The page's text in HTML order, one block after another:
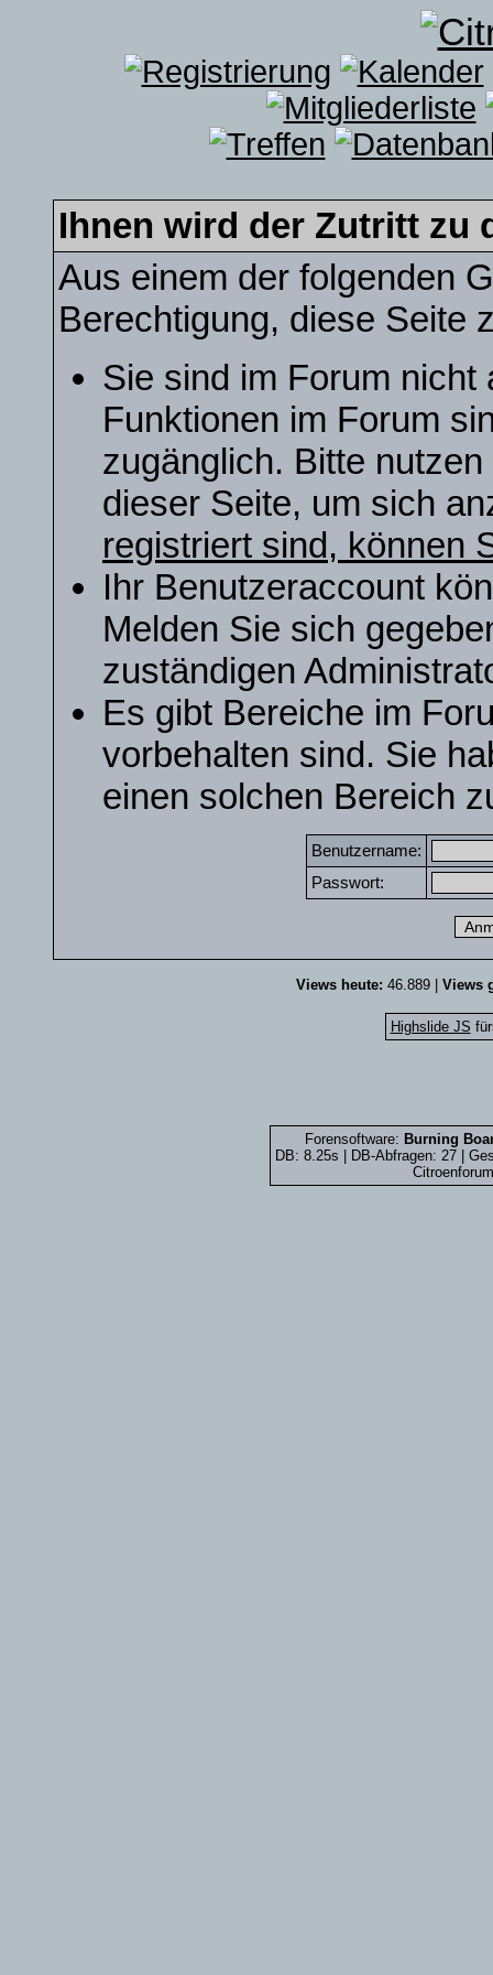
Ihnen wird der Zutritt zu
Aus einem der folgenden
Berechtigung, diese Seite
Sie sind im Forum nicht
Funktionen im Forum
zugänglich. Bitte
dieser Seite, um sich
registriert sind, können
Ihr Benutzeraccount
Melden Sie sich
zuständigen
Es gibt Bereiche im
vorbehalten sind. Sie
einen solchen Bereich
Benutzername:
Passwort:
Views heute: 46.889 | Views
Highslide JS
Forensoftware: Burning
DB: 8.25s | DB-Abfragen: 27 |